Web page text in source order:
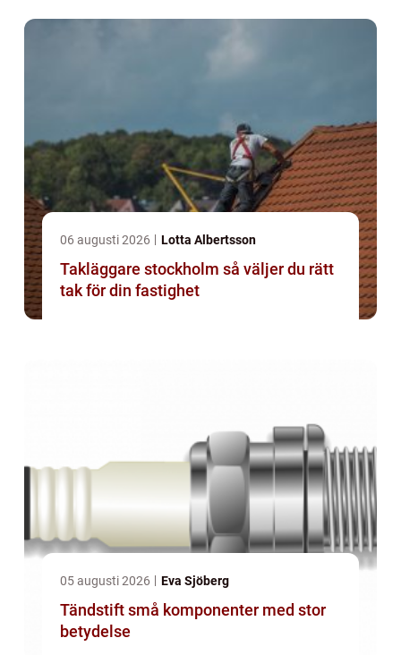
06 augusti 2026 Lotta Albertsson
Takläggare stockholm så väljer du rätt
tak för din fastighet
05 augusti 2026 Eva Sjöberg
Tändstift små komponenter med stor
betydelse